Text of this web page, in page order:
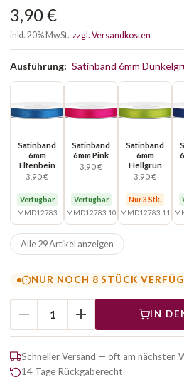
3,90 €
inkl. 20% MwSt. zzgl. Versandkosten
Ausführung: Satinband 6mm
Satinband
6mm
Elfenbein
3,90 €
Verfügbar
MMD12783
Satinband
6mm Pink
3,90 €
Verfügbar
MMD12783.10
Satinband
6mm
Hellgrün
3,90 €
Nur 3 Stk.
MMD12783.11
Alle 29 Artikel anzeigen
NUR NOCH 8 STÜCK
IN
Schneller Versand — oft am nächsten
14 Tage Rückgaberecht